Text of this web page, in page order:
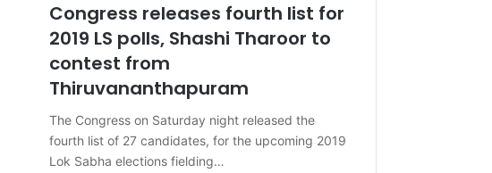
Congress releases fourth list for
2019 LS polls, Shashi Tharoor to
contest from
Thiruvananthapuram
The Congress on Saturday night released the
fourth list of 27 candidates, for the upcoming 2019
Lok Sabha elections fielding…